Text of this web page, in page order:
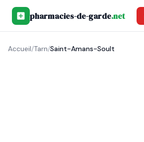
pharmacies-de-garde.net
Accueil/Tarn/Saint-Amans-Soult